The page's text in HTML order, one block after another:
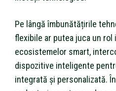
Pe lângă îmbunătățirile
flexibile ar putea juca un
ecosistemelor smart,
dispozitive inteligente
integrată și personalizată.